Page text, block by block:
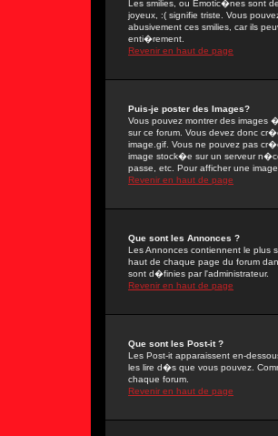
Les smilies, ou Emotic�nes sont
joyeux, :( signifie triste. Vous
abusivement ces smilies, car ils
enti�rement.
Revenir en haut de page
Puis-je poster des Images?
Vous pouvez montrer des images
sur ce forum. Vous devez donc
image.gif. Vous ne pouvez pas
image stock�e sur un serveur
passe, etc. Pour afficher une
Revenir en haut de page
Que sont les Annonces ?
Les Annonces contiennent le plus
haut de chaque page du forum
sont d�finies par l'administrateur.
Revenir en haut de page
Que sont les Post-it ?
Les Post-it apparaissent en-
les lire d�s que vous pouvez.
chaque forum.
Revenir en haut de page